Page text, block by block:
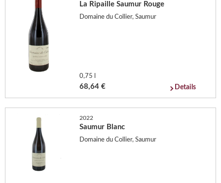
La Ripaille Saumur Rouge
Domaine du Collier, Saumur
0,75 l
68,64 € Details
2022
Saumur Blanc
Domaine du Collier, Saumur